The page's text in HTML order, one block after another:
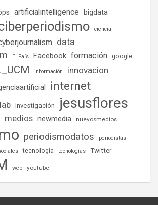
artificialintelligence bigdata
ciencia
data
El País Facebook formación google
información innovacion
internet
Investigación jesusflores
medios newmedia nuevosmedios
periodismodatos
periodistas
tecnología tecnologías Twitter
web youtube